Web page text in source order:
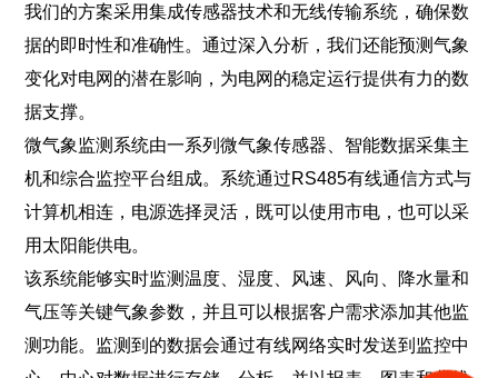
我们的方案采用集成传感器技术和无线传输系统，确保数
据的即时性和准确性。通过深入分析，我们还能预测气象
变化对电网的潜在影响，为电网的稳定运行提供有力的数
据支撑。
微气象监测系统由一系列微气象传感器、智能数据采集主
机和综合监控平台组成。系统通过RS485有线通信方式与
计算机相连，电源选择灵活，既可以使用市电，也可以采
用太阳能供电。
该系统能够实时监测温度、湿度、风速、风向、降水量和
气压等关键气象参数，并且可以根据客户需求添加其他监
测功能。监测到的数据会通过有线网络实时发送到监控中